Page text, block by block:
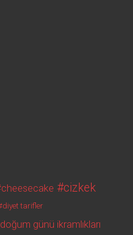
cheesecake cizkek
diyet tarifler
doğum günü ikramlıkları